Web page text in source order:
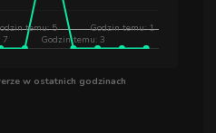
7
temu: 5
Godzin temu: 3
Godzin temu: 1
w ostatnich godzinach